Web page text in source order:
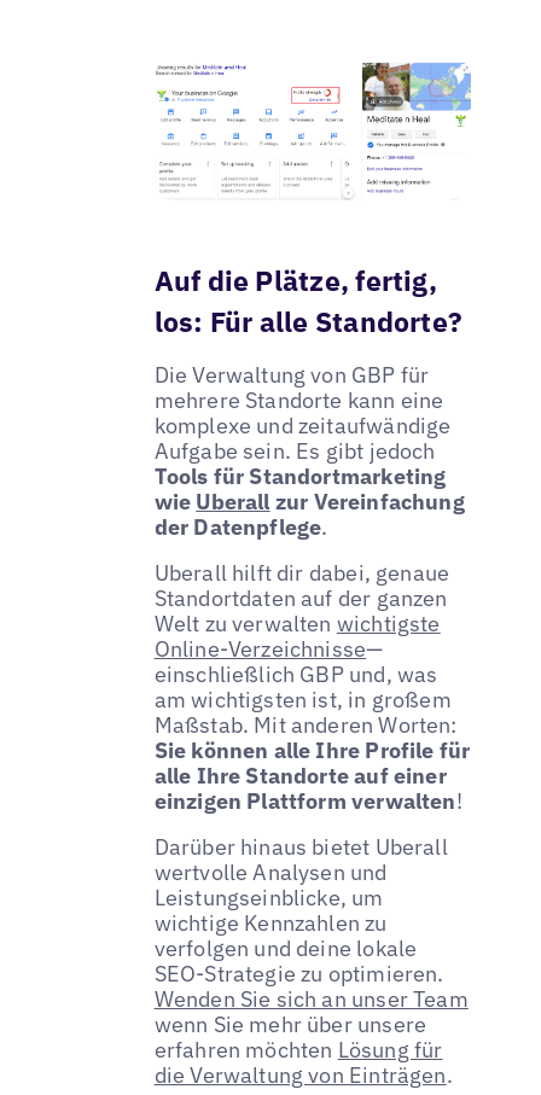
Auf die Plätze, fertig,
los: Für alle Standorte?
Die Verwaltung von GBP für
mehrere Standorte kann eine
komplexe und zeitaufwändige
Aufgabe sein. Es gibt jedoch
Tools für Standortmarketing
wie Uberall zur Vereinfachung
der Datenpflege.
Uberall hilft dir dabei, genaue
Standortdaten auf der ganzen
Welt zu verwalten wichtigste
Online-Verzeichnisse—
einschließlich GBP und, was
am wichtigsten ist, in großem
Maßstab. Mit anderen Worten:
Sie können alle Ihre Profile für
alle Ihre Standorte auf einer
einzigen Plattform verwalten!
Darüber hinaus bietet Uberall
wertvolle Analysen und
Leistungseinblicke, um
wichtige Kennzahlen zu
verfolgen und deine lokale
SEO-Strategie zu optimieren.
Wenden Sie sich an unser Team
wenn Sie mehr über unsere
erfahren möchten Lösung für
die Verwaltung von Einträgen.